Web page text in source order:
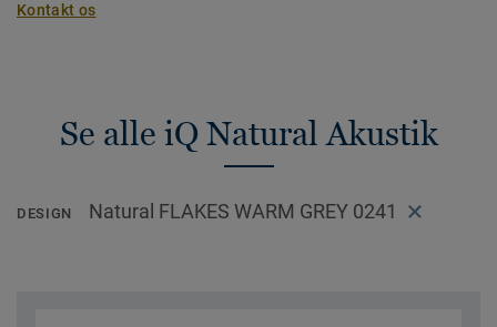
Kontakt os
Se alle iQ Natural Akustik
DESIGN Natural FLAKES WARM GREY 0241